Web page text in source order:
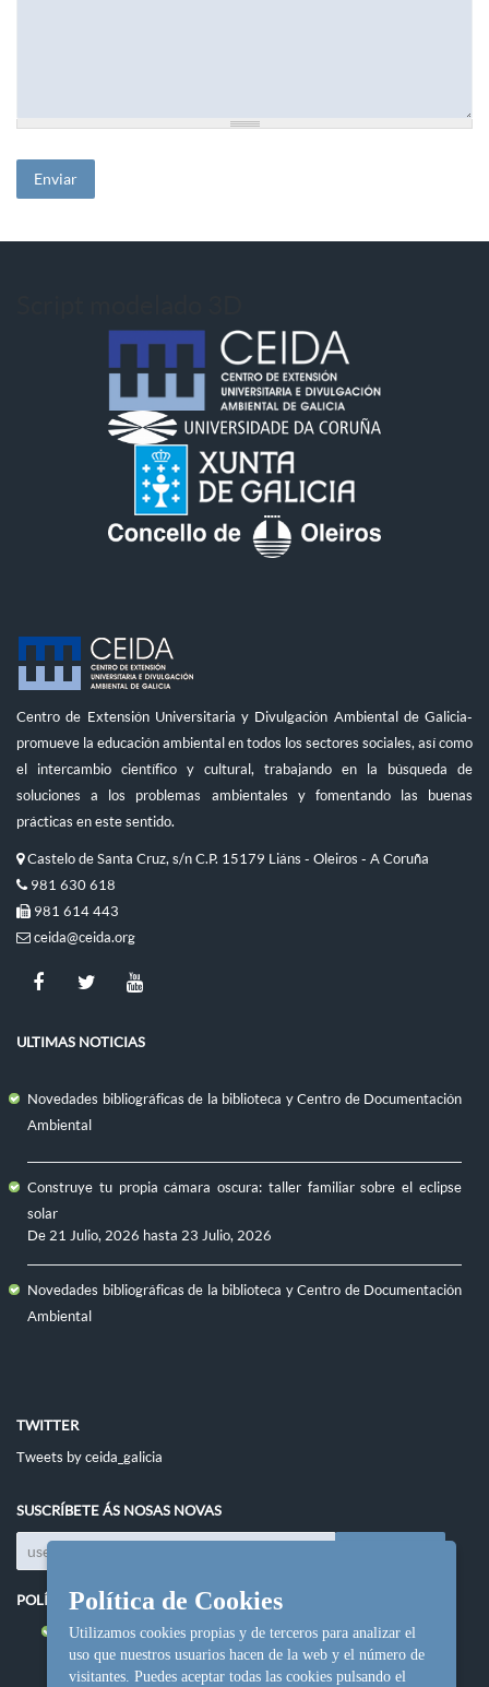
Centro de Extensión Universitaria y Divulgación Ambiental de Galicia-
promueve la educación ambiental en todos los sectores sociales, así como
el intercambio científico y cultural, trabajando en la búsqueda de
soluciones a los problemas ambientales y fomentando las buenas
prácticas en este sentido.
Castelo de Santa Cruz, s/n C.P. 15179 Liáns - Oleiros - A Coruña
981 630 618
981 614 443
ceida@ceida.org
ULTIMAS NOTICIAS
Novedades bibliográficas de la biblioteca y Centro de Documentación
Ambiental
Construye tu propia cámara oscura: taller familiar sobre el eclipse
solar
De 21 Julio, 2026 hasta 23 Julio, 2026
Novedades bibliográficas de la biblioteca y Centro de Documentación
Ambiental
TWITTER
Tweets by ceida_galicia
SUSCRÍBETE ÁS NOSAS NOVAS
POLÍTICAS DO SITIO
Política de cookies
Política de Cookies
Utilizamos cookies propias y de terceros para analizar el
uso que nuestros usuarios hacen de la web y el número de
visitantes. Puedes aceptar todas las cookies pulsando el